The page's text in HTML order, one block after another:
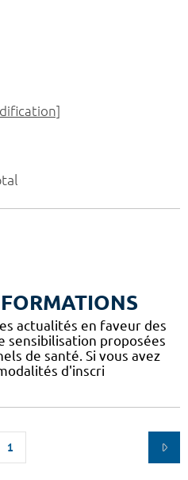
actualités en faveur des
sensibilisation proposées
de santé. Si vous avez
d'inscri
1